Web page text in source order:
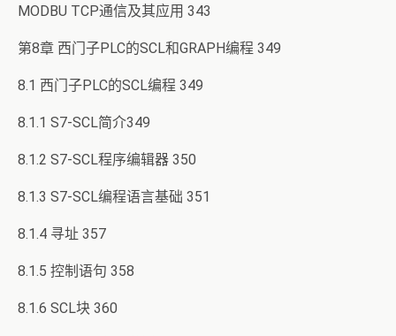
MODBU TCP通信及其应用 343
第8章 西门子PLC的SCL和GRAPH编程 349
8.1 西门子PLC的SCL编程 349
8.1.1 S7-SCL简介349
8.1.2 S7-SCL程序编辑器 350
8.1.3 S7-SCL编程语言基础 351
8.1.4 寻址 357
8.1.5 控制语句 358
8.1.6 SCL块 360